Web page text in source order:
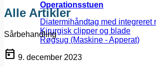
Operationsstuen
Diatermihåndtag med integreret
Kirurgisk clipper og blade
Røgsug (Maskine - Apperat)
Alle Artikler
Sårbehandling
today 9. december 2023